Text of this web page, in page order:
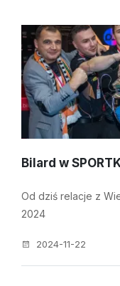
Bilard w
Od dziś relacje z
2024
2024-11-22